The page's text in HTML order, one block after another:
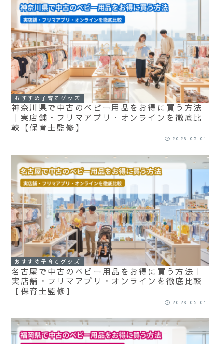
おすすめ子育てグッズ
神奈川県で中古のベビー用品をお得に買う方法
｜実店舗・フリマアプリ・オンラインを徹底比
較【保育士監修】
2026.05.01
おすすめ子育てグッズ
名古屋で中古のベビー用品をお得に買う方法｜
実店舗・フリマアプリ・オンラインを徹底比較
【保育士監修】
2026.05.01